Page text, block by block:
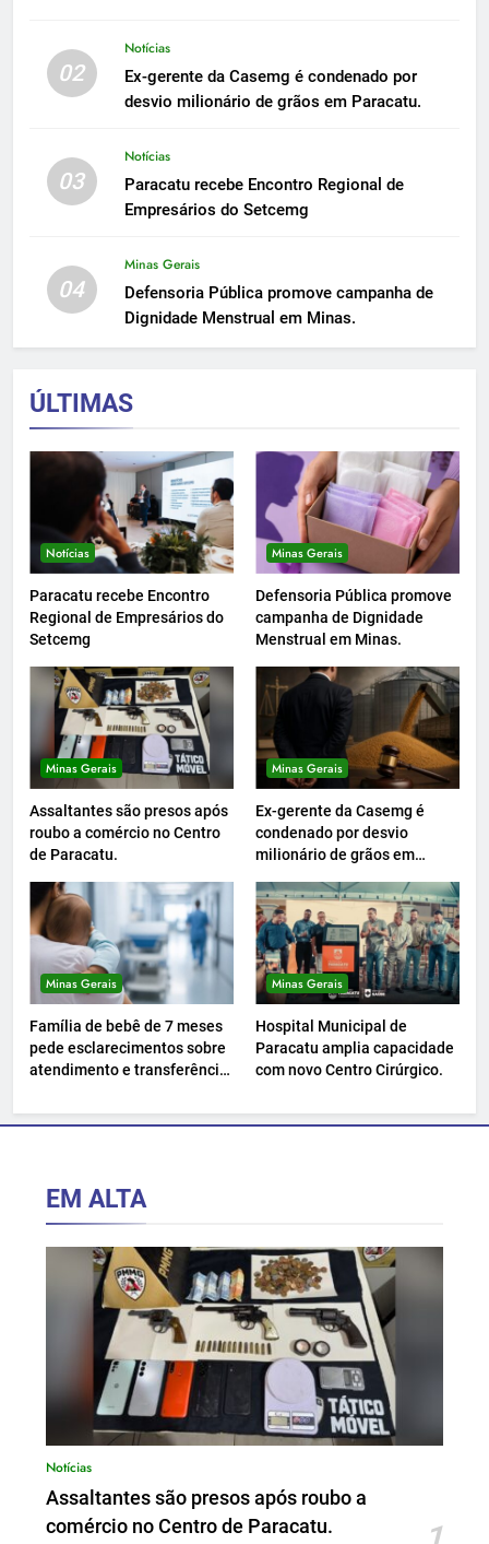
02
Notícias
Ex-gerente da Casemg é condenado por
desvio milionário de grãos em Paracatu.
03
Notícias
Paracatu recebe Encontro Regional de
Empresários do Setcemg
04
Minas Gerais
Defensoria Pública promove campanha de
Dignidade Menstrual em Minas.
ÚLTIMAS
Notícias
Paracatu recebe Encontro
Regional de Empresários do
Setcemg
Minas Gerais
Defensoria Pública promove
campanha de Dignidade
Menstrual em Minas.
Minas Gerais
Assaltantes são presos após
roubo a comércio no Centro
de Paracatu.
Minas Gerais
Ex-gerente da Casemg é
condenado por desvio
milionário de grãos em
Minas Gerais
Família de bebê de 7 meses
pede esclarecimentos sobre
atendimento e transferência
Minas Gerais
Hospital Municipal de
Paracatu amplia capacidade
com novo Centro Cirúrgico.
EM ALTA
Notícias
Assaltantes são presos após roubo a
comércio no Centro de Paracatu.